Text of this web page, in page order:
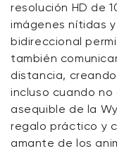
resolución HD de
imágenes nítidas
bidireccional
también
distancia,
incluso cuando no
asequible de la
regalo práctico y
amante de los